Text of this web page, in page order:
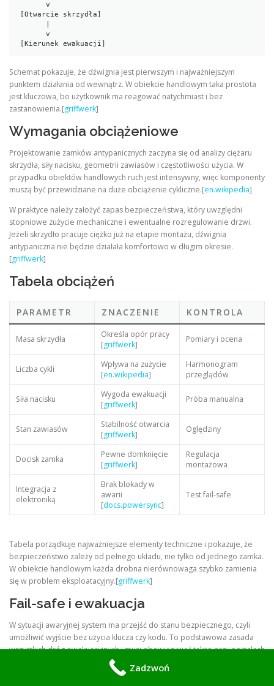
       v
       v
[Kierunek ewakuacji]
Schemat pokazuje, że dźwignia jest pierwszym i najważniejszym
punktem działania od wewnątrz. W obiekcie handlowym taka prostota
jest kluczowa, bo użytkownik ma reagować natychmiast i bez
zastanowienia.[griffwerk]
Wymagania obciążeniowe
Projektowanie zamków antypanicznych zaczyna się od analizy ciężaru
skrzydła, siły nacisku, geometrii zawiasów i częstotliwości użycia. W
przypadku obiektów handlowych ruch jest intensywny, więc komponenty
muszą być przewidziane na duże obciążenie cykliczne.[en.wikipedia]
W praktyce należy założyć zapas bezpieczeństwa, który uwzględni
stopniowe zużycie mechaniczne i ewentualne rozregulowanie drzwi.
Jeżeli skrzydło pracuje ciężko już na etapie montażu, dźwignia
antypaniczna nie będzie działała komfortowo w długim okresie.
[griffwerk]
Tabela obciążeń
PARAMETR ZNACZENIE KONTROLA
Masa skrzydła
Określa opór pracy
[griffwerk]
Pomiary i ocena
Liczba cykli
Wpływa na zużycie
[en.wikipedia]
Harmonogram
przeglądów
Siła nacisku
Wygoda ewakuacji
[griffwerk]
Próba manualna
Stan zawiasów
Stabilność otwarcia
[griffwerk]
Oględziny
Docisk zamka
Pewne domknięcie
[griffwerk]
Regulacja
montażowa
Integracja z
elektroniką
Brak blokady w
awarii
[docs.powersync]
Test fail-safe
Tabela porządkuje najważniejsze elementy techniczne i pokazuje, że
bezpieczeństwo zależy od pełnego układu, nie tylko od jednego zamka.
W obiekcie handlowym każda drobna nierównowaga szybko zamienia
się w problem eksploatacyjny.[griffwerk]
Fail-safe i ewakuacja
W sytuacji awaryjnej system ma przejść do stanu bezpiecznego, czyli
umożliwić wyjście bez użycia klucza czy kodu. To podstawowa zasada
wszystkich dróg ewakuacyjnych i musi obowiązywać także przy portalach
docs.powersync]
Zadzwoń